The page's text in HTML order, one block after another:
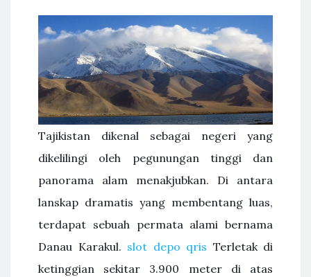
Tajikistan dikenal sebagai negeri yang
dikelilingi oleh pegunungan tinggi dan
panorama alam menakjubkan. Di antara
lanskap dramatis yang membentang luas,
terdapat sebuah permata alami bernama
Danau Karakul. slot depo qris Terletak di
ketinggian sekitar 3.900 meter di atas